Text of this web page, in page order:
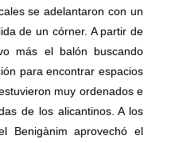
se adelantaron con un
de un córner. A partir de
más el balón buscando
para encontrar espacios
muy ordenados e
de los alicantinos. A los
Benigànim aprovechó el